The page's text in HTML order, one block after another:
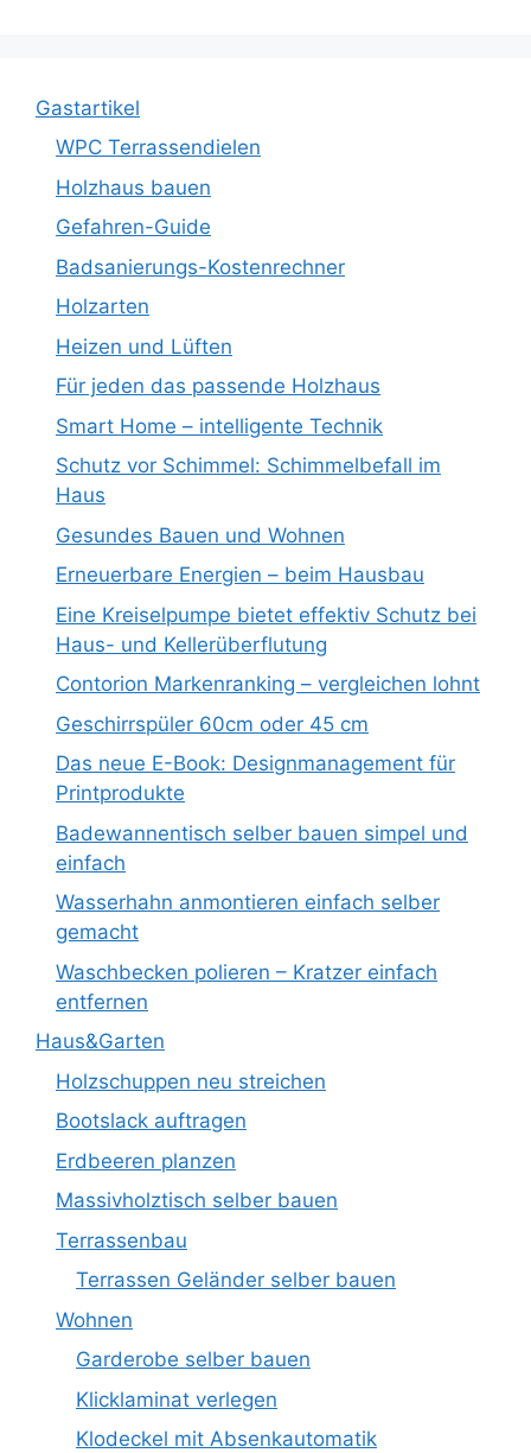
Gastartikel
WPC Terrassendielen
Holzhaus bauen
Gefahren-Guide
Badsanierungs-Kostenrechner
Holzarten
Heizen und Lüften
Für jeden das passende Holzhaus
Smart Home – intelligente Technik
Schutz vor Schimmel: Schimmelbefall im
Haus
Gesundes Bauen und Wohnen
Erneuerbare Energien – beim Hausbau
Eine Kreiselpumpe bietet effektiv Schutz bei
Haus- und Kellerüberflutung
Contorion Markenranking – vergleichen lohnt
Geschirrspüler 60cm oder 45 cm
Das neue E-Book: Designmanagement für
Printprodukte
Badewannentisch selber bauen simpel und
einfach
Wasserhahn anmontieren einfach selber
gemacht
Waschbecken polieren – Kratzer einfach
entfernen
Haus&Garten
Holzschuppen neu streichen
Bootslack auftragen
Erdbeeren planzen
Massivholztisch selber bauen
Terrassenbau
Terrassen Geländer selber bauen
Wohnen
Garderobe selber bauen
Klicklaminat verlegen
Klodeckel mit Absenkautomatik